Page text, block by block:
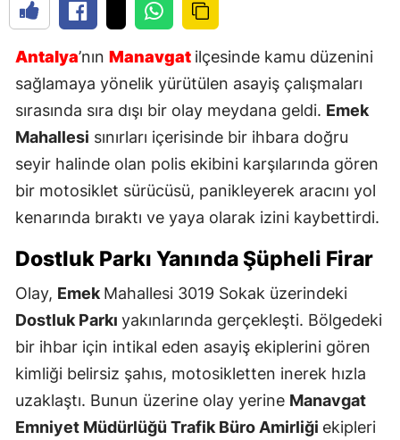
Antalya’nın Manavgat ilçesinde kamu düzenini
sağlamaya yönelik yürütülen asayiş çalışmaları
sırasında sıra dışı bir olay meydana geldi. Emek
Mahallesi sınırları içerisinde bir ihbara doğru
seyir halinde olan polis ekibini karşılarında gören
bir motosiklet sürücüsü, panikleyerek aracını yol
kenarında bıraktı ve yaya olarak izini kaybettirdi.
Dostluk Parkı Yanında Şüpheli Firar
Olay, EmekMahallesi 3019 Sokak üzerindeki
Dostluk Parkı yakınlarında gerçekleşti. Bölgedeki
bir ihbar için intikal eden asayiş ekiplerini gören
kimliği belirsiz şahıs, motosikletten inerek hızla
uzaklaştı. Bunun üzerine olay yerine Manavgat
Emniyet Müdürlüğü Trafik Büro Amirliği ekipleri